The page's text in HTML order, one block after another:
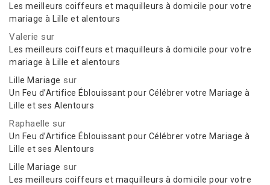
Les meilleurs coiffeurs et maquilleurs à domicile pour votre
mariage à Lille et alentours
Valerie sur
Les meilleurs coiffeurs et maquilleurs à domicile pour votre
mariage à Lille et alentours
Lille Mariage sur
Un Feu d’Artifice Éblouissant pour Célébrer votre Mariage à
Lille et ses Alentours
Raphaelle sur
Un Feu d’Artifice Éblouissant pour Célébrer votre Mariage à
Lille et ses Alentours
Lille Mariage sur
Les meilleurs coiffeurs et maquilleurs à domicile pour votre